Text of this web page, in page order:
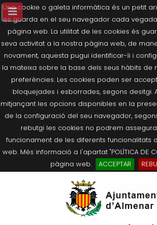
Una cookie o galeta informàtica és un petit
es guarda en el seu navegador cada
pàgina web. La utilitat de les cookies és
seva activitat a la nostra pàgina web, de
novament, aquesta pugui identificar-li i
la mateixa sobre la base dels seus hàbits de
preferències. Les cookies poden ser
bloquejades i esborrades, segons desitgi.
mitjançant les opcions disponibles en la
de la configuració del seu navegador,
rebutgi les cookies no podrem
funcionament de les diferents funcionalitats
web. Més informació a l'apartat "POLÍTICA DE
pàgina web.
ACCEPTAR
Salutació de l’Alcaldessa
Composició Consistori
Agricultura, Ramaderia i Medi
Què és la Seu Electrònica?
Últimes publicacions